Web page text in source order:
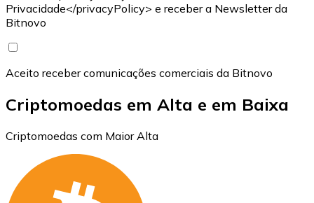
Privacidade</privacyPolicy> e receber a Newsletter da
Bitnovo
Aceito receber comunicações comerciais da Bitnovo
Criptomoedas em Alta e em Baixa
Criptomoedas com Maior Alta